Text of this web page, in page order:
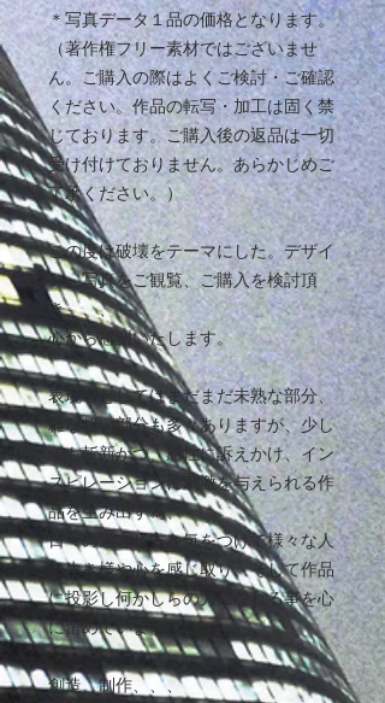
＊写真データ１品の価格となります。
（著作権フリー素材ではございませ
ん。ご購入の際はよくご検討・ご確認
ください。作品の転写・加工は固く禁
じております。ご購入後の返品は一切
受け付けておりません。あらかじめご
了承ください。）
この度は破壊をテーマにした。デザイ
ン、写真をご観覧、ご購入を検討頂
き、、、
心から感謝いたします。
表現者としてはまだまだ未熟な部分、
雑な粗い部分も多々ありますが、少し
でも斬新かつ、感性に訴えかけ、イン
スピレーションに刺激を与えられる作
品を生み出す為、
日々の過ごし方を気をつけて様々な人
の生き様や心を感じ取り、そして作品
に投影し何かしらの力になれる事を心
に留めています。
創造、制作、、、